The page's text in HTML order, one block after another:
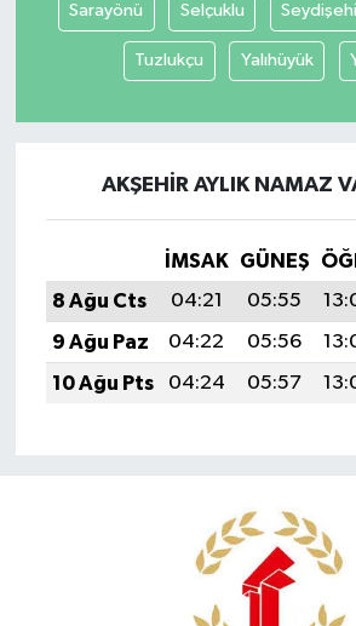
Sarayönü Selçuklu
Tuzlukçu Yalıhüyük
AKŞEHIR AYLIK NAMAZ
İMSAK GÜNEŞ
8 Ağu Cts
04:21 05:55
9 Ağu Paz
04:22 05:56
10 Ağu Pts
04:24 05:57